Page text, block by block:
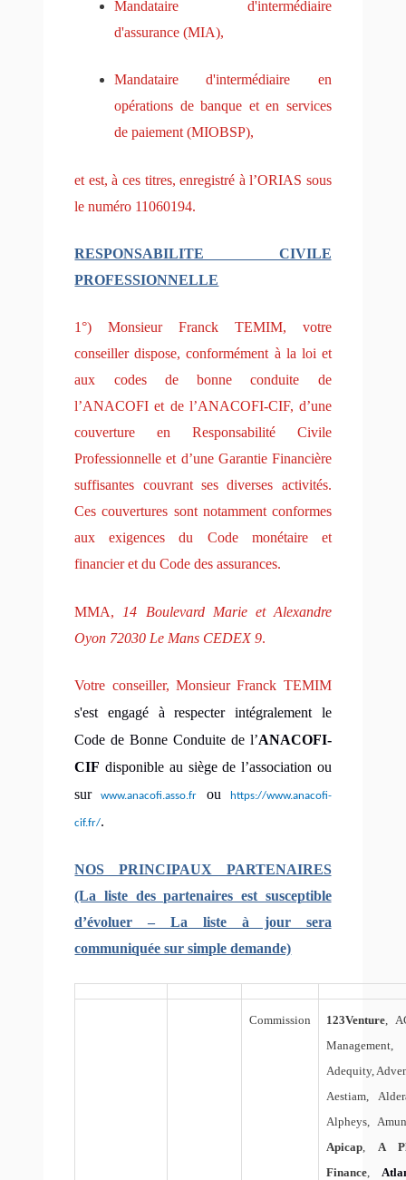
Mandataire d'intermédiaire
d'assurance (MIA),
Mandataire d'intermédiaire en
opérations de banque et en services
de paiement (MIOBSP),
et est, à ces titres, enregistré à l’ORIAS sous
le numéro 11060194.
RESPONSABILITE CIVILE
PROFESSIONNELLE
1°) Monsieur Franck TEMIM, votre
conseiller dispose, conformément à la loi et
aux codes de bonne conduite de
l’ANACOFI et de l’ANACOFI-CIF, d’une
couverture en Responsabilité Civile
Professionnelle et d’une Garantie Financière
suffisantes couvrant ses diverses activités.
Ces couvertures sont notamment conformes
aux exigences du Code monétaire et
financier et du Code des assurances.
MMA, 14 Boulevard Marie et Alexandre
Oyon 72030 Le Mans CEDEX 9.
Votre conseiller, Monsieur Franck TEMIM
s'est engagé à respecter intégralement le
Code de Bonne Conduite de l’ANACOFI-
CIF disponible au siège de l’association ou
surwww.anacofi.asso.fr ou https://www.anacofi-
cif.fr/.
NOS PRINCIPAUX PARTENAIRES
(La liste des partenaires est susceptible
d’évoluer – La liste à jour sera
communiquée sur simple demande)
Commission 123Venture ,
Management,
Adequity,
Aestiam,
Alpheys,
Apicap
A
Finance